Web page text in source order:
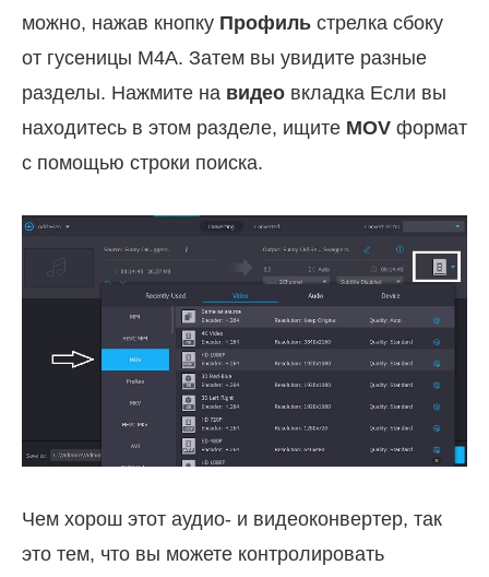
можно, нажав кнопку Профиль стрелка сбоку
от гусеницы M4A. Затем вы увидите разные
разделы. Нажмите на видео вкладка Если вы
находитесь в этом разделе, ищите MOV формат
с помощью строки поиска.
Чем хорош этот аудио- и видеоконвертер, так
это тем, что вы можете контролировать